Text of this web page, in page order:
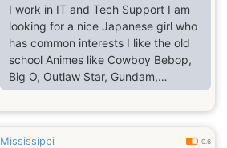
I work in IT and Tech Support I am
looking for a nice Japanese girl who
has common interests I like the old
school Animes like Cowboy Bebop,
Big O, Outlaw Star, Gundam,
Hellsing, Inuyasha and Yu Yu
Hakusho Dragonball Z and
Mississippi 0.6